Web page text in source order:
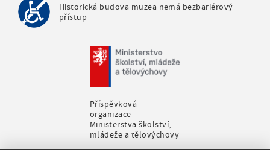
Historická budova muzea nemá bezbariérový
přístup
Příspěvková
organizace
Ministerstva školství,
mládeže a tělovýchovy